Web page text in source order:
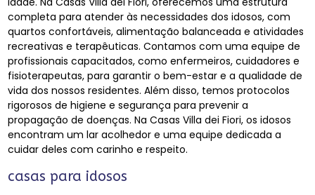
completa para atender às necessidades dos idosos, com
quartos confortáveis, alimentação balanceada e atividades
recreativas e terapêuticas. Contamos com uma equipe de
profissionais capacitados, como enfermeiros, cuidadores e
fisioterapeutas, para garantir o bem-estar e a qualidade de
vida dos nossos residentes. Além disso, temos protocolos
rigorosos de higiene e segurança para prevenir a
propagação de doenças. Na Casas Villa dei Fiori, os idosos
encontram um lar acolhedor e uma equipe dedicada a
cuidar deles com carinho e respeito.
casas para idosos